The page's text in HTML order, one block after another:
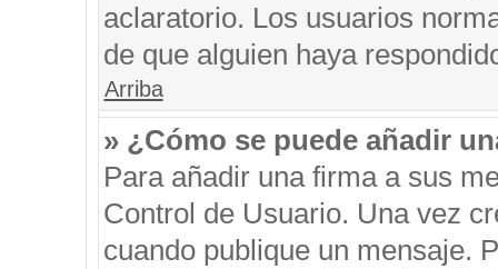
aclaratorio. Los usuarios
de que alguien haya
Arriba
» ¿Cómo se puede añadir
Para añadir una firma a sus
Control de Usuario. Una vez
cuando publique un mensaje.